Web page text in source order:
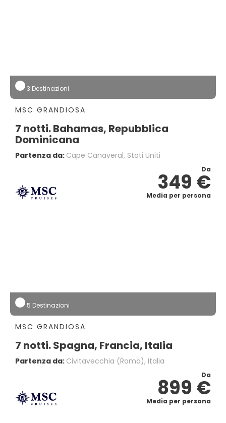
3 Destinazioni
MSC GRANDIOSA
7 notti. Bahamas, Repubblica
Dominicana
Partenza da: Cape Canaveral, Stati Uniti
Da
349 €
Media per persona
5 Destinazioni
MSC GRANDIOSA
7 notti. Spagna, Francia, Italia
Partenza da: Civitavecchia (Roma), Italia
Da
899 €
Media per persona